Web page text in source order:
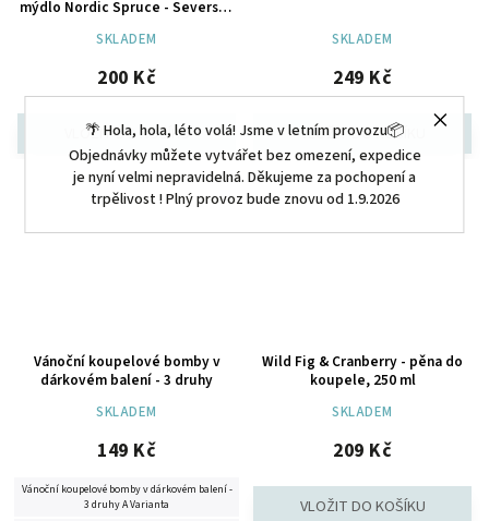
🌴 Hola, hola, léto volá! Jsme v letním provozu📦
Objednávky můžete vytvářet bez omezení, expedice
je nyní velmi nepravidelná. Děkujeme za pochopení a
trpělivost ! Plný provoz bude znovu od 1.9.2026
mýdlo Nordic Spruce - Severský
SKLADEM
200 Kč
SKLADEM
249 Kč
Vánoční koupelové bomby v
dárkovém balení - 3 druhy
SKLADEM
149 Kč
Vánoční koupelové bomby v dárkovém balení -
3 druhy A Varianta
Wild Fig & Cranberry - pěna do
koupele, 250 ml
SKLADEM
209 Kč